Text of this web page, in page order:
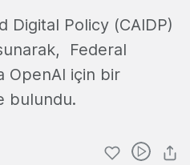
Digital Policy (CAIDP)
Federal
OpenAI için bir
bulundu.